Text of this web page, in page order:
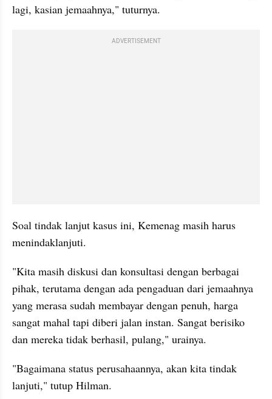
lagi, kasian jemaahnya," tuturnya.
ADVERTISEMENT
Soal tindak lanjut kasus ini, Kemenag masih harus
menindaklanjuti.
"Kita masih diskusi dan konsultasi dengan berbagai
pihak, terutama dengan ada pengaduan dari jemaahnya
yang merasa sudah membayar dengan penuh, harga
sangat mahal tapi diberi jalan instan. Sangat berisiko
dan mereka tidak berhasil, pulang," urainya.
"Bagaimana status perusahaannya, akan kita tindak
lanjuti," tutup Hilman.